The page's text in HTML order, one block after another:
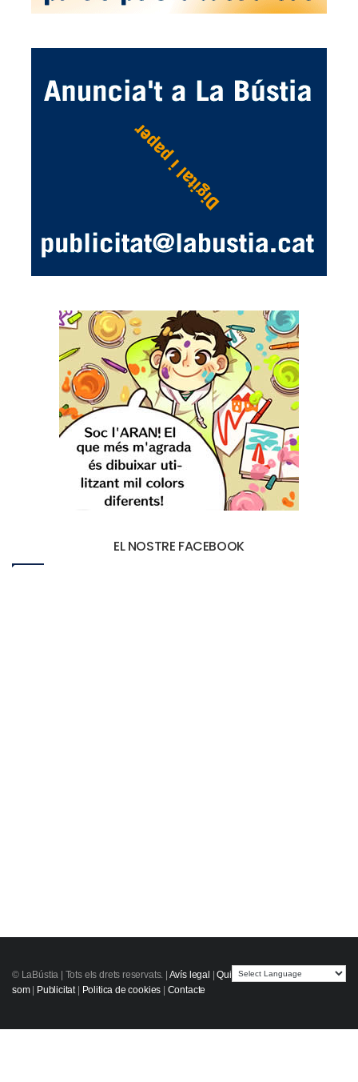
EL NOSTRE FACEBOOK
© LaBústia | Tots els drets reservats. Avís legal |Qui
som| Publicitat| Politica de cookies Contacte